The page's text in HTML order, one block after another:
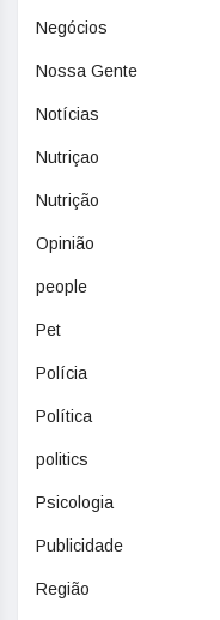
Negócios
Nossa Gente
Notícias
Nutriçao
Nutrição
Opinião
people
Pet
Polícia
Política
politics
Psicologia
Publicidade
Região